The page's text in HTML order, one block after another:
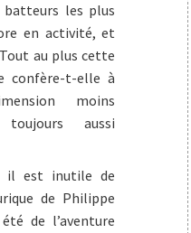
les plus
en activité, et
au plus cette
confère-t-elle à
moins
toujours aussi
il est inutile de
de Philippe
de l’aventure